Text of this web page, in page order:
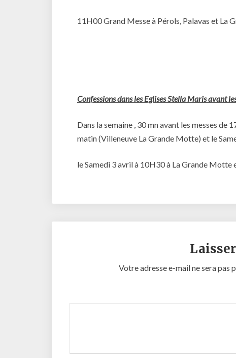
11H00 Grand Messe à Pérols, Palavas et La
Confessions dans les Eglises Stella Maris avant
Dans la semaine , 30 mn avant les messes de
matin (Villeneuve La Grande Motte) et le
le Samedi 3 avril à 10H30 à La Grande Motte
Votre adresse e-mail ne sera pas